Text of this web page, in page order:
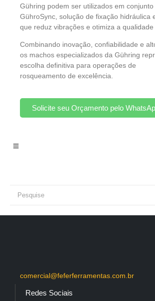
Gühring podem ser utilizados em
GühroSync, solução de fixação hidráulica
que reduz vibrações e otimiza a qualidade
Combinando inovação, confiabilidade e
os machos especializados da Gühring
escolha definitiva para operações de
rosqueamento de excelência.
Solicite seu Orçamento pelo
comercial@feferferramentas.com.br
Redes Sociais